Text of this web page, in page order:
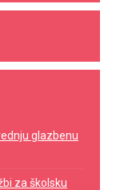
glazbenu
za školsku